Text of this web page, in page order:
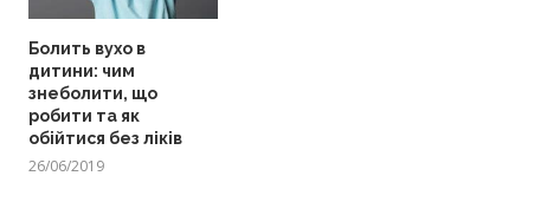
Болить вухо в
дитини: чим
знеболити, що
робити та як
обійтися без ліків
26/06/2019